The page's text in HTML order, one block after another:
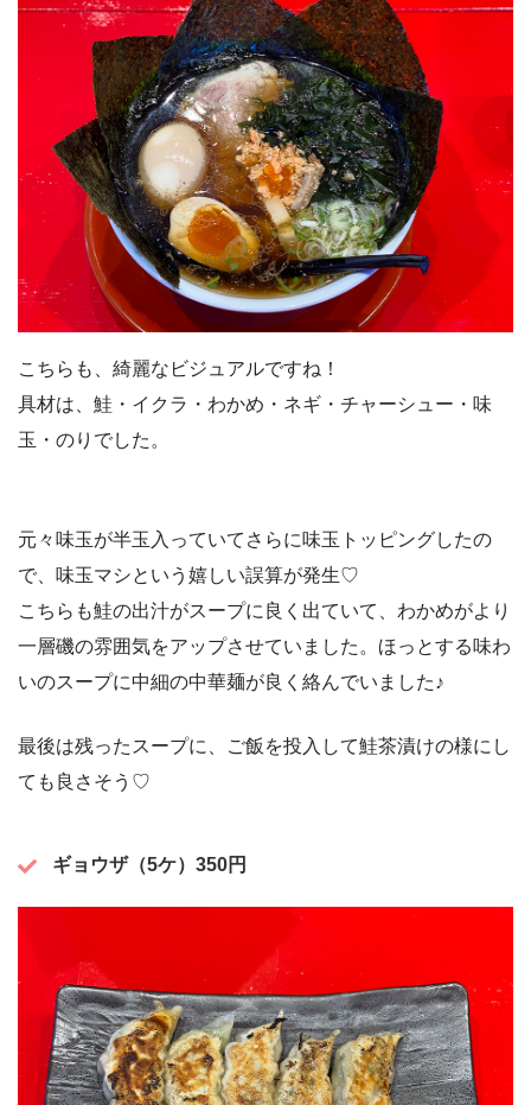
こちらも、綺麗なビジュアルですね！
具材は、鮭・イクラ・わかめ・ネギ・チャーシュー・味
玉・のりでした。
元々味玉が半玉入っていてさらに味玉トッピングしたの
で、味玉マシという嬉しい誤算が発生♡
こちらも鮭の出汁がスープに良く出ていて、わかめがより
一層磯の雰囲気をアップさせていました。ほっとする味わ
いのスープに中細の中華麺が良く絡んでいました♪
最後は残ったスープに、ご飯を投入して鮭茶漬けの様にし
ても良さそう♡
ギョウザ（5ケ）350円